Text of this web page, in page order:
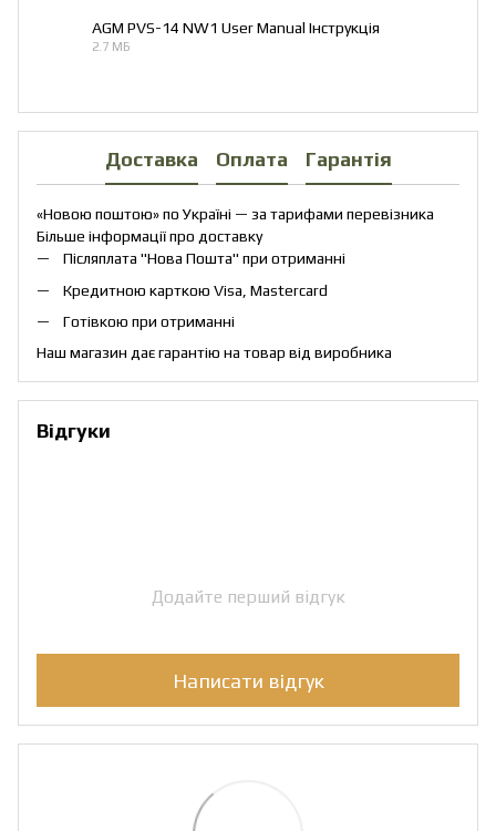
AGM PVS-14 NW1 User Manual Інструкція
2.7 МБ
Доставка Оплата Гарантія
«Новою поштою» по Україні — за тарифами перевізника
Більше інформації про доставку
Післяплата "Нова Пошта" при отриманні
Кредитною карткою Visa, Mastercard
Готівкою при отриманні
Наш магазин дає гарантію на товар від виробника
Відгуки
Додайте перший відгук
Написати відгук